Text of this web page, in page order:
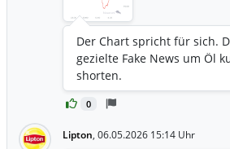
0
Der Chart spricht für sich.
gezielte Fake News um Öl
shorten.
Lipton, 06.05.2026 15:14 Uhr